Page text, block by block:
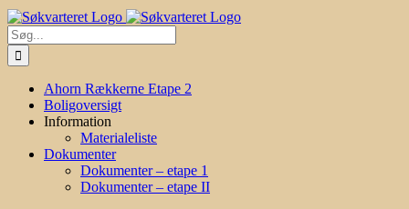
Søg
efter:
Ahorn Rækkerne Etape 2
Boligoversigt
Information
Materialeliste
Dokumenter
Dokumenter – etape 1
Dokumenter – etape II